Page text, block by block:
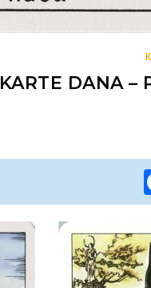
KARTE DANA –